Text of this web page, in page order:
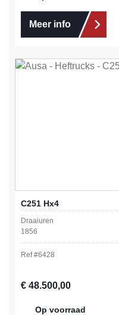
Meer info
C251 Hx4
Draaiuren
1856
Ref #6428
Normale prijs:
€ 48.500,00
Op voorraad